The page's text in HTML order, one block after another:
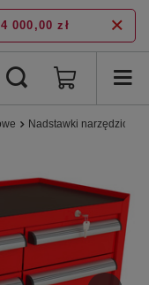
000,00 zł
Nadstawki narzędziowe